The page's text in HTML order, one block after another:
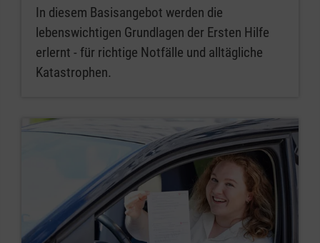
In diesem Basisangebot werden die
lebenswichtigen Grundlagen der Ersten Hilfe
erlernt - für richtige Notfälle und alltägliche
Katastrophen.